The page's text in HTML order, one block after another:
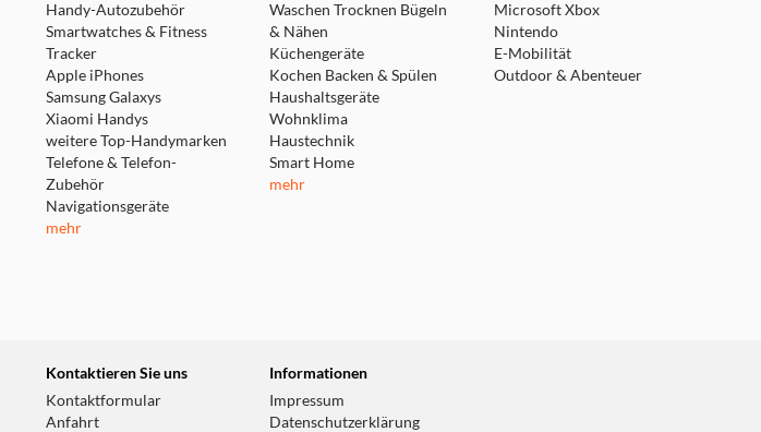
Handy-Autozubehör
Smartwatches & Fitness
Tracker
Apple iPhones
Samsung Galaxys
Xiaomi Handys
weitere Top-Handymarken
Telefone & Telefon-
Zubehör
Navigationsgeräte
mehr
Waschen Trocknen Bügeln
& Nähen
Küchengeräte
Kochen Backen & Spülen
Haushaltsgeräte
Wohnklima
Haustechnik
Smart Home
mehr
Microsoft Xbox
Nintendo
E-Mobilität
Outdoor & Abenteuer
Kontaktieren Sie uns
Kontaktformular
Anfahrt
Informationen
Impressum
Datenschutzerklärung